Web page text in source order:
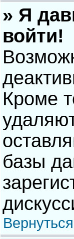
» Я
войти!
Кроме
базы